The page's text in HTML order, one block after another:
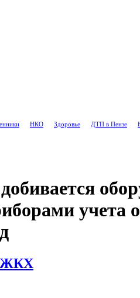
НКО Здоровье ДТП в Пензе
учета
ЖКХ